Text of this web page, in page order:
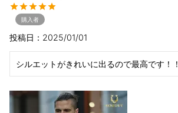
購入者
投稿日 2025/01/01
シルエットがきれいに出るので最高です！！